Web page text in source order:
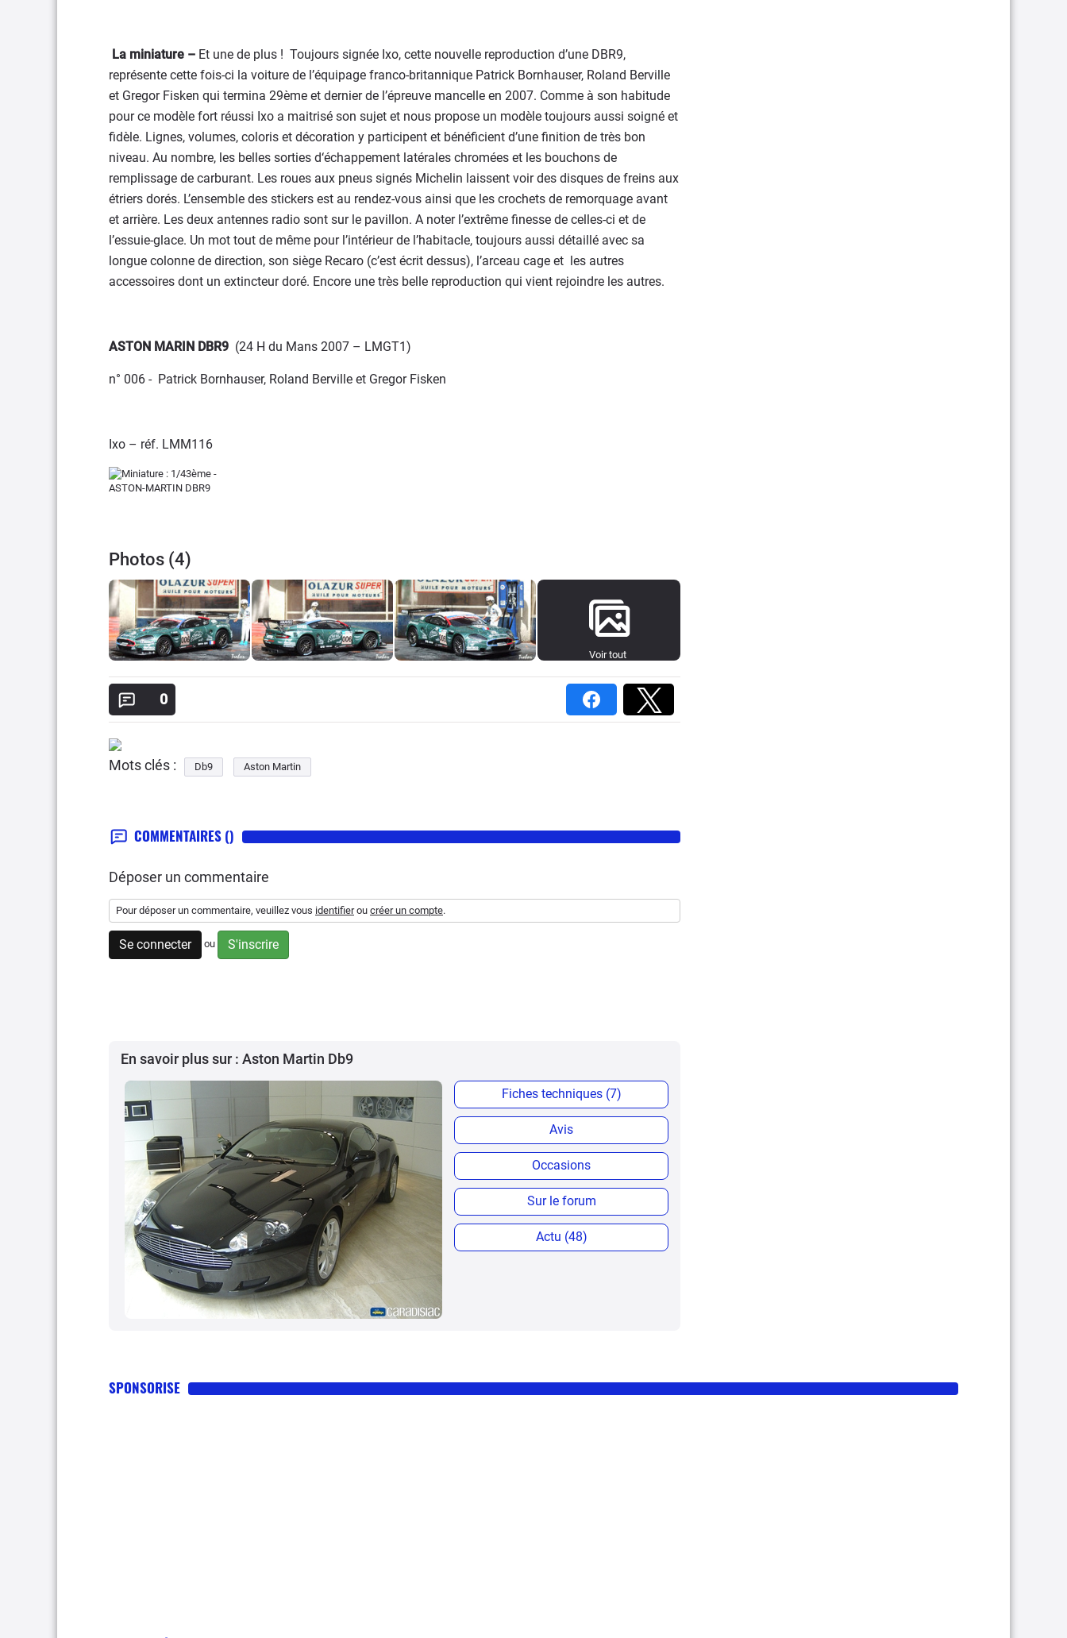
La miniature – Et une de plus ! Toujours signée Ixo, cette nouvelle reproduction d’une DBR9,
représente cette fois-ci la voiture de l’équipage franco-britannique Patrick Bornhauser, Roland Berville
et Gregor Fisken qui termina 29ème et dernier de l’épreuve mancelle en 2007. Comme à son habitude
pour ce modèle fort réussi Ixo a maitrisé son sujet et nous propose un modèle toujours aussi soigné et
fidèle. Lignes, volumes, coloris et décoration y participent et bénéficient d’une finition de très bon
niveau. Au nombre, les belles sorties d‘échappement latérales chromées et les bouchons de
remplissage de carburant. Les roues aux pneus signés Michelin laissent voir des disques de freins aux
étriers dorés. L’ensemble des stickers est au rendez-vous ainsi que les crochets de remorquage avant
et arrière. Les deux antennes radio sont sur le pavillon. A noter l’extrême finesse de celles-ci et de
l’essuie-glace. Un mot tout de même pour l’intérieur de l’habitacle, toujours aussi détaillé avec sa
longue colonne de direction, son siège Recaro (c’est écrit dessus), l’arceau cage et les autres
accessoires dont un extincteur doré. Encore une très belle reproduction qui vient rejoindre les autres.
ASTON MARIN DBR9 (24 H du Mans 2007 – LMGT1)
n° 006 - Patrick Bornhauser, Roland Berville et Gregor Fisken
Ixo – réf. LMM116
Photos (4)
Voir tout
0
Mots clés : Db9 Aston Martin
COMMENTAIRES ()
Déposer un commentaire
Pour déposer un commentaire, veuillez vous identifierou créer un compte.
Se connecter ou S'inscrire
En savoir plus sur : Aston Martin Db9
Fiches techniques (7)
Avis
Occasions
Sur le forum
Actu (48)
SPONSORISE